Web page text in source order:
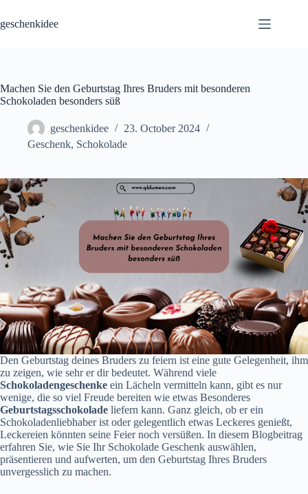
content
geschenkidee
Machen Sie den Geburtstag Ihres Bruders mit besonderen
Schokoladen besonders süß
geschenkidee
23. October 2024
Geschenk, Schokolade
Den Geburtstag deines Bruders zu feiern ist eine gute Gelegenheit, ihm
zu zeigen, wie sehr er dir bedeutet. Während viele
Schokoladengeschenke ein Lächeln vermitteln kann, gibt es nur
wenige, die so viel Freude bereiten wie etwas Besonderes
Geburtstagsschokolade liefern kann. Ganz gleich, ob er ein
Schokoladenliebhaber ist oder gelegentlich etwas Leckeres genießt,
Leckereien könnten seine Feier noch versüßen. In diesem Blogbeitrag
erfahren Sie, wie Sie Ihr Schokolade Geschenk auswählen,
präsentieren und aufwerten, um den Geburtstag Ihres Bruders
unvergesslich zu machen.